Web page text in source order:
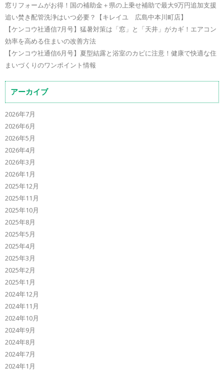
窓リフォームがお得！国の補助金＋県の上乗せ補助で最大9万円追加支援
追い焚き配管洗浄はいつ必要？【キレイユ 広島中本川町店】
【ケンコウ社通信7月号】猛暑対策は「窓」と「天井」がカギ！エアコン
効率を高める住まいの改善方法
【ケンコウ社通信6月号】夏型結露と浴室のカビに注意！健康で快適な住
まいづくりのワンポイント情報
アーカイブ
2026年7月
2026年6月
2026年5月
2026年4月
2026年3月
2026年1月
2025年12月
2025年11月
2025年10月
2025年8月
2025年5月
2025年4月
2025年3月
2025年2月
2025年1月
2024年12月
2024年11月
2024年10月
2024年9月
2024年8月
2024年7月
2024年1月